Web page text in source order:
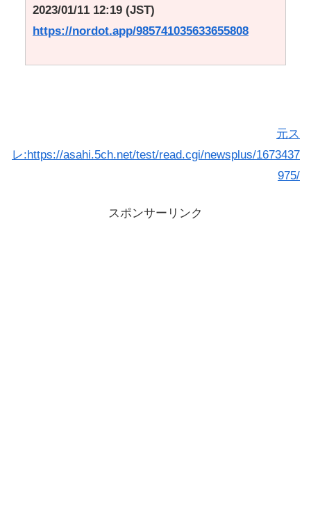
2023/01/11 12:19 (JST)
https://nordot.app/985741035633655808
元ス
レ:https://asahi.5ch.net/test/read.cgi/newsplus/1673437
975/
スポンサーリンク